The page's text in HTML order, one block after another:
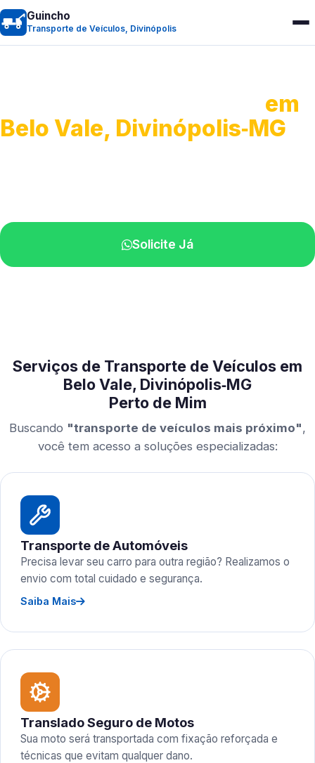
Guincho
Transporte de Veículos, Divinópolis
em
Belo Vale, Divinópolis‑MG
Solicite Já
Serviços de Transporte de Veículos em
Belo Vale, Divinópolis‑MG
Perto de Mim
Buscando "transporte de veículos mais próximo",
você tem acesso a soluções especializadas:
Transporte de Automóveis
Precisa levar seu carro para outra região? Realizamos o
envio com total cuidado e segurança.
Saiba Mais
Translado Seguro de Motos
Sua moto será transportada com fixação reforçada e
técnicas que evitam qualquer dano.